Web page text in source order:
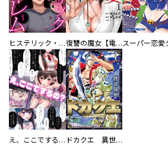
ヒステリック・ハーレム～搾られる男と堕ちる女～【電子単行本版】 復讐の魔女【電子単行本版】
え、ここでするの？ アイドルのファンが知らない日常 ドカクエ 異世界ドカコッククエスト